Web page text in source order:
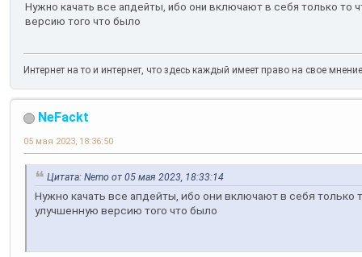
Нужно качать все апдейты, ибо они включают в себя только то
версию того что было
Интернет на то и интернет, что здесь каждый имеет право на свое
NeFackt
05 мая 2023, 18:36:50
Цитата: Nemo от 05 мая 2023, 18:33:14
Нужно качать все апдейты, ибо они включают в себя только
улучшенную версию того что было